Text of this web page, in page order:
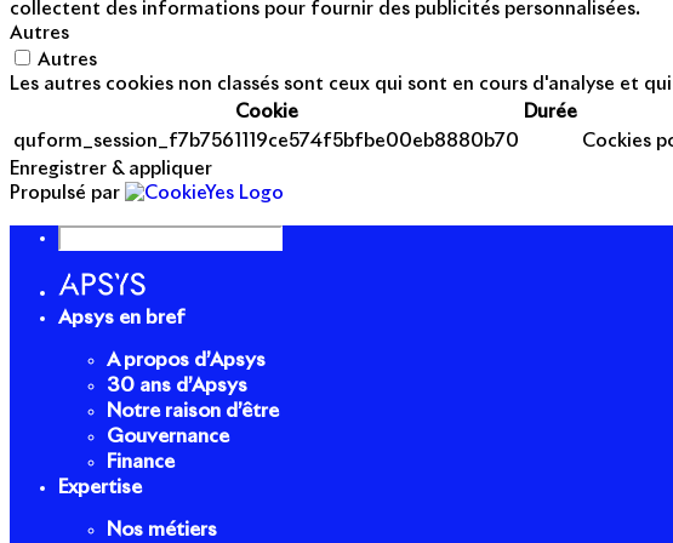
collectent des informations pour fournir des publicités personnalisées.
Autres
Autres
Les autres cookies non classés sont ceux qui sont en cours d'analyse et
Cookie
Durée
quform_session_f7b7561119ce574f5bfbe00eb8880b70
Cockies
Enregistrer & appliquer
Propulsé par
Apsys en bref
A propos d’Apsys
30 ans d’Apsys
Notre raison d’être
Gouvernance
Finance
Expertise
Nos métiers